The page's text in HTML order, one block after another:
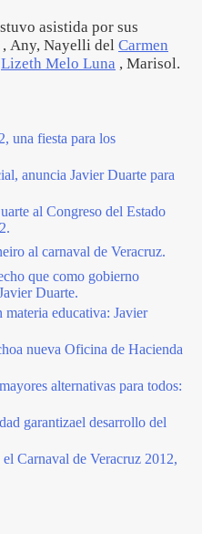
asistida por sus
, Any, Nayelli del Carmen
Lizeth Melo Luna , Marisol.
una fiesta para los
anuncia Javier Duarte para
al Congreso del Estado
al carnaval de Veracruz.
que como gobierno
Duarte.
materia educativa: Javier
nueva Oficina de Hacienda
alternativas para todos:
garantizael desarrollo del
Carnaval de Veracruz 2012,